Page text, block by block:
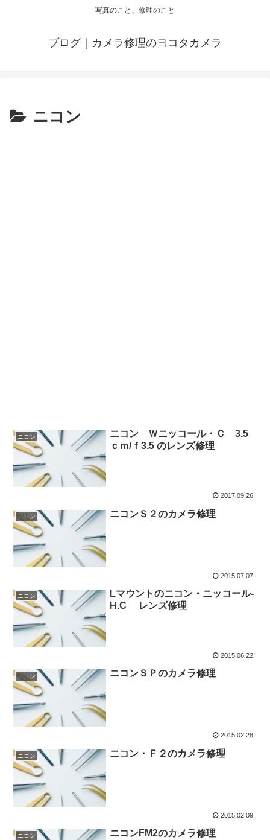
写真のこと、修理のこと
ブログ｜カメラ修理のヨコタカメラ
ニコン
ニコン
ニコン Ｗニッコール・Ｃ 3.5
ｃｍ/ｆ3.5 のレンズ修理
2017.09.26
ニコン ニコンＳ２のカメラ修理
2015.07.07
ニコン
Lマウントのニコン・ニッコール-
H.C レンズ修理
2015.06.22
ニコン ニコンＳＰのカメラ修理
2015.02.28
ニコン ニコン・Ｆ２のカメラ修理
2015.02.09
ニコン ニコンFM2のカメラ修理